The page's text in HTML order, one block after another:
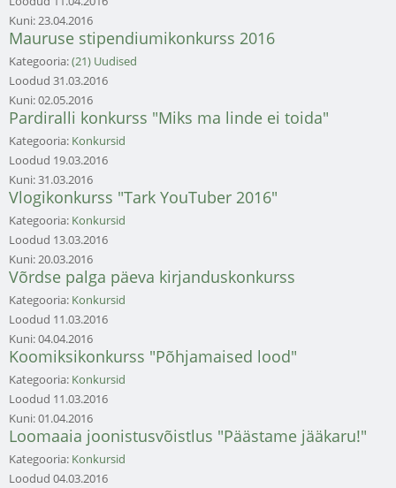
Kuni:23.04.2016
Mauruse stipendiumikonkurss 2016
Kategooria:(21) Uudised
Loodud 31.03.2016
Kuni:02.05.2016
Pardiralli konkurss "Miks ma linde ei toida"
Kategooria: Konkursid
Loodud 19.03.2016
Kuni:31.03.2016
Vlogikonkurss "Tark YouTuber 2016"
Kategooria: Konkursid
Loodud 13.03.2016
Kuni:20.03.2016
Võrdse palga päeva kirjanduskonkurss
Kategooria: Konkursid
Loodud 11.03.2016
Kuni:04.04.2016
Koomiksikonkurss "Põhjamaised lood"
Kategooria: Konkursid
Loodud 11.03.2016
Kuni:01.04.2016
Loomaaia joonistusvõistlus "Päästame jääkaru!"
Kategooria: Konkursid
Loodud 04.03.2016